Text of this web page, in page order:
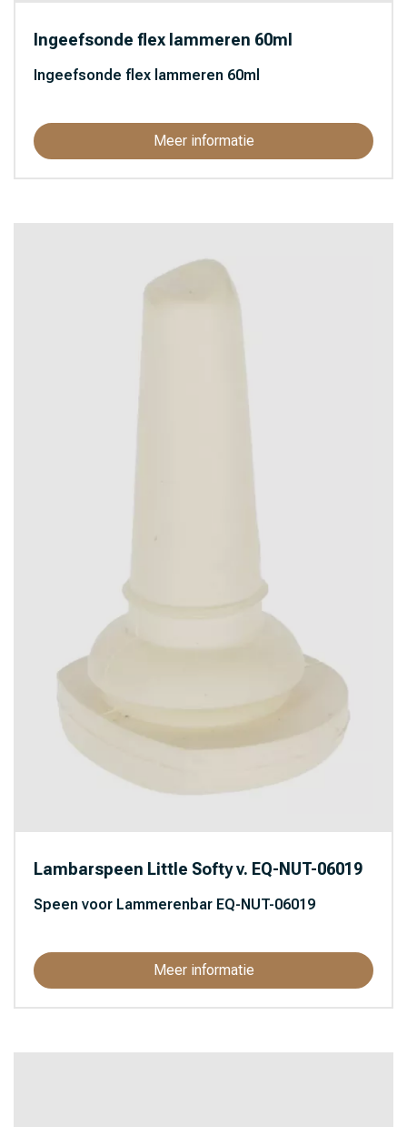
Ingeefsonde flex lammeren 60ml
Ingeefsonde flex lammeren 60ml
Meer informatie
Lambarspeen Little Softy v. EQ-NUT-06019
Speen voor Lammerenbar EQ-NUT-06019
Meer informatie